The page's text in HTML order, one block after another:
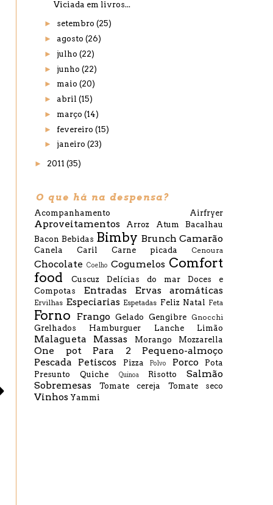
Viciada em livros...
► setembro (25)
► agosto (26)
► julho (22)
► junho (22)
► maio (20)
► abril (15)
► março (14)
► fevereiro (15)
► janeiro (23)
► 2011 (35)
O que há na despensa?
Acompanhamento Airfryer
Aproveitamentos Arroz Atum
Bacalhau
Bacon Bebidas Bimby Brunch Camarão
Canela Caril Carne picada Cenoura
Chocolate Coelho Cogumelos Comfort
food
Cuscuz Delícias do mar
Doces e
Compotas
Entradas Ervas aromáticas
Ervilhas Especiarias Espetadas Feliz Natal Feta
Forno Frango Gelado Gengibre Gnocchi
Grelhados Hamburguer Lanche Limão
Malagueta Massas Morango Mozzarella
One pot Para 2
Pequeno-almoço
Pescada
Petiscos Pizza Polvo Porco
Pota
Presunto
Quiche Quinoa Risotto
Salmão
Sobremesas
Tomate cereja Tomate seco
Vinhos Yammi